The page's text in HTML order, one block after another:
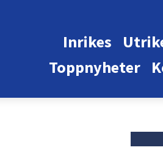
Inrikes
Toppnyheter